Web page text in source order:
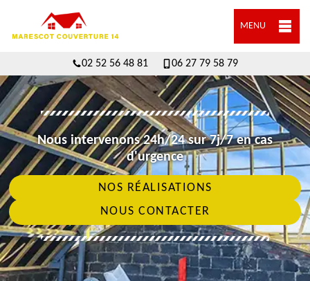
MENU
02 52 56 48 81 06 27 79 58 79
Nous intervenons 24h/24 sur 7j/7 en cas
d'urgence
NOS RÉALISATIONS
NOUS CONTACTER